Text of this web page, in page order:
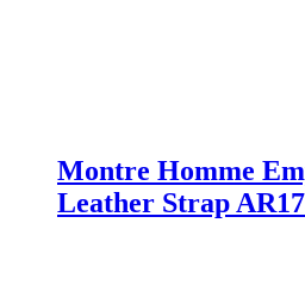
Montre Homme
Leather Strap